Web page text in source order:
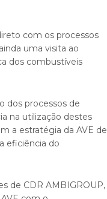
com os processos
uma visita ao
dos combustíveis
dos processos de
na utilização destes
a estratégia da AVE de
eficiência do
de CDR AMBIGROUP,